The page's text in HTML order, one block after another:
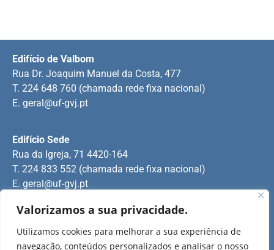
Valorizamos a sua privacidade.
Utilizamos cookies para melhorar a sua experiência de
navegação, conteúdos personalizados e analisar o nosso
Rua Manuel Pinto Martins
Edifício Sede
Rua da Igreja, 71 4420-164
T. 224 833 552 (chamada rede fixa nacional)
E. geral@uf-gvj.pt
Edifício de Valbom
Rua Dr. Joaquim Manuel da Costa, 477
T. 224 648 760 (chamada rede fixa nacional)
E. geral@uf-gvj.pt